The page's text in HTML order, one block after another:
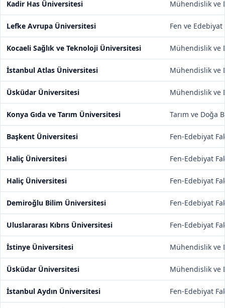
Kadir Has Üniversitesi Mühendislik ve
Lefke Avrupa Üniversitesi Fen ve
Kocaeli Sağlık ve Teknoloji Üniversitesi Mühendislik ve
İstanbul Atlas Üniversitesi Mühendislik ve
Üsküdar Üniversitesi Mühendislik ve
Konya Gıda ve Tarım Üniversitesi Tarım ve Doğa
Başkent Üniversitesi Fen-Edebiyat
Haliç Üniversitesi Fen-Edebiyat
Haliç Üniversitesi Fen-Edebiyat
Demiroğlu Bilim Üniversitesi Fen-Edebiyat
Uluslararası Kıbrıs Üniversitesi Fen-Edebiyat
İstinye Üniversitesi Mühendislik ve
Üsküdar Üniversitesi Mühendislik ve
İstanbul Aydın Üniversitesi Fen-Edebiyat